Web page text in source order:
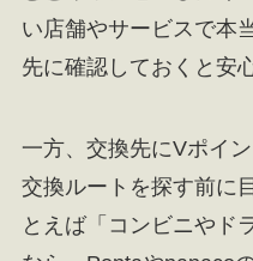
い店舗やサービスで本
先に確認しておくと安
一方、交換先にVポイ
交換ルートを探す前に
とえば「コンビニやド